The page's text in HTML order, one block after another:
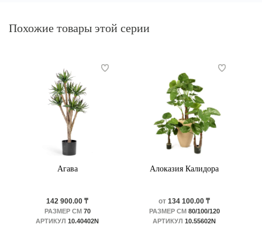
Размер листьев: длина -от 18 до 23 см, ширина от 14 до 18 см.
Похожие товары этой серии
Агава
142 900.00 ₸
РАЗМЕР СМ70
АРТИКУЛ 10.40402N
Алоказия Калидора
от 134 100.00 ₸
РАЗМЕР СМ80/100/120
АРТИКУЛ 10.55602N